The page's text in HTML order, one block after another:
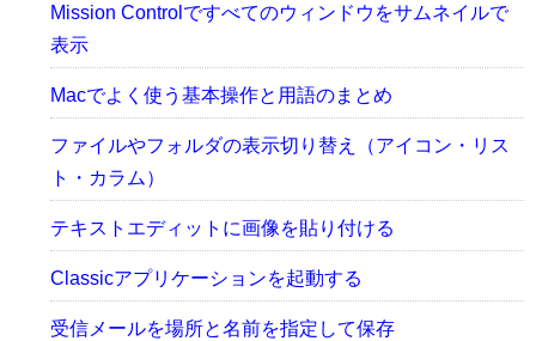
Mission Controlですべてのウィンドウをサムネイルで
表示
Macでよく使う基本操作と用語のまとめ
ファイルやフォルダの表示切り替え（アイコン・リス
ト・カラム）
テキストエディットに画像を貼り付ける
Classicアプリケーションを起動する
受信メールを場所と名前を指定して保存